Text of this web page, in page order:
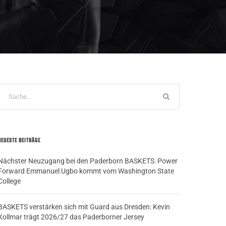
BEITRÄGE
Neuzugang bei den Paderborn BASKETS: Power
Emmanuel Ugbo kommt vom Washington State
verstärken sich mit Guard aus Dresden: Kevin
trägt 2026/27 das Paderborner Jersey